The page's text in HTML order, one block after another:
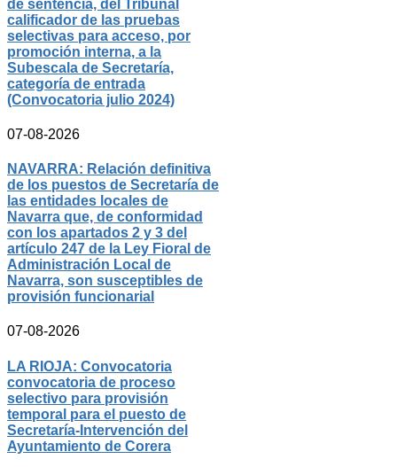
de sentencia, del Tribunal
calificador de las pruebas
selectivas para acceso, por
promoción interna, a la
Subescala de Secretaría,
categoría de entrada
(Convocatoria julio 2024)
07-08-2026
NAVARRA: Relación definitiva
de los puestos de Secretaría de
las entidades locales de
Navarra que, de conformidad
con los apartados 2 y 3 del
artículo 247 de la Ley Fioral de
Administración Local de
Navarra, son susceptibles de
provisión funcionarial
07-08-2026
LA RIOJA: Convocatoria
convocatoria de proceso
selectivo para provisión
temporal para el puesto de
Secretaría-Intervención del
Ayuntamiento de Corera